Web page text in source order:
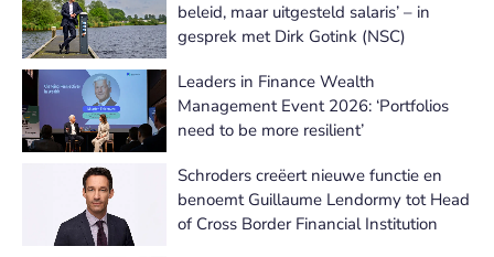
beleid, maar uitgesteld salaris’ – in
gesprek met Dirk Gotink (NSC)
Leaders in Finance Wealth
Management Event 2026: ‘Portfolios
need to be more resilient’
Schroders creëert nieuwe functie en
benoemt Guillaume Lendormy tot Head
of Cross Border Financial Institution